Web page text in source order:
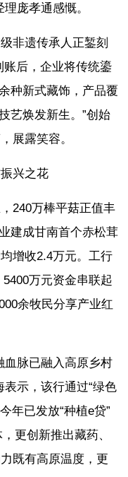
庞孝通感慨。
非遗传承人正錾刻
账后，企业将传统鎏
种新式藏饰，产品覆
艺焕发新生。”创始
展露笑容。
兴之花
240万棒平菇正值丰
建成甘南首个赤松茸
增收2.4万元。工行
万元资金串联起
余牧民分享产业红
血脉已融入高原乡村
示，该行通过“绿色
年已发放“种植e贷”
更创新推出藏药、
既有高原温度，更